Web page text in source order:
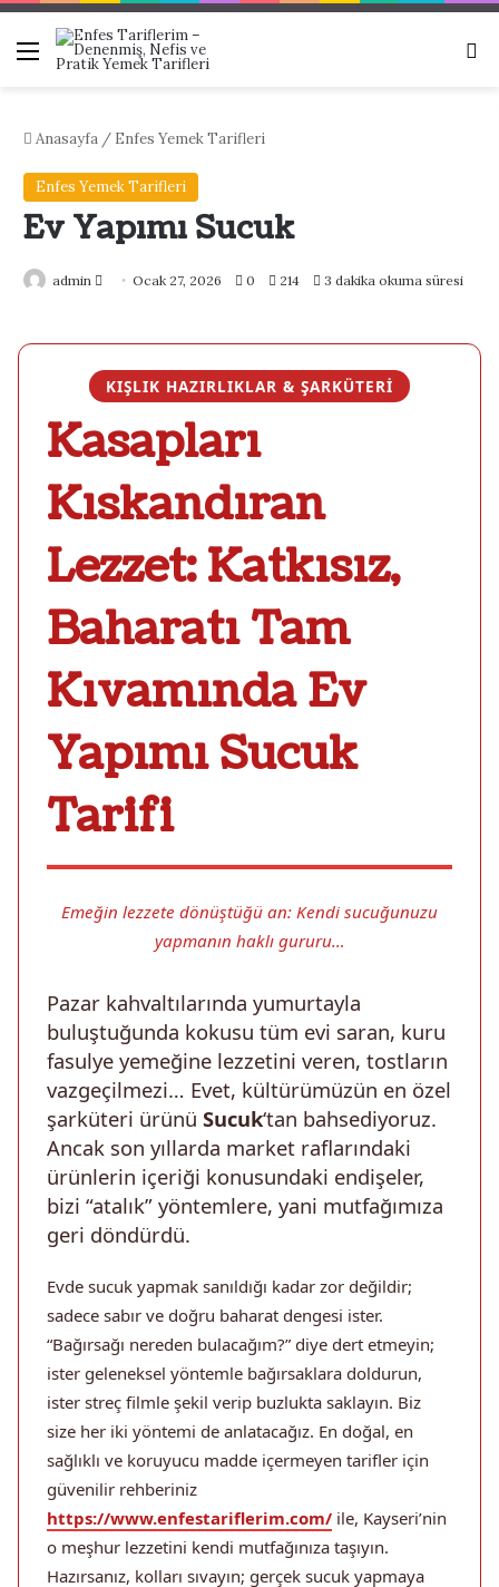
Menü
Anasayfa / Enfes Yemek Tarifleri
Enfes Yemek Tarifleri
Ev Yapımı Sucuk
admin Ocak 27, 2026 0 214 3 dakika okuma süresi
KIŞLIK HAZIRLIKLAR & ŞARKÜTERI
Kasapları
Kıskandıran
Lezzet: Katkısız,
Baharatı Tam
Kıvamında Ev
Yapımı Sucuk
Tarifi
Emeğin lezzete dönüştüğü an: Kendi sucuğunuzu
yapmanın haklı gururu…
Pazar kahvaltılarında yumurtayla
buluştuğunda kokusu tüm evi saran, kuru
fasulye yemeğine lezzetini veren, tostların
vazgeçilmezi… Evet, kültürümüzün en özel
şarküteri ürünü Sucuk‘tan bahsediyoruz.
Ancak son yıllarda market raflarındaki
ürünlerin içeriği konusundaki endişeler,
bizi “atalık” yöntemlere, yani mutfağımıza
geri döndürdü.
Evde sucuk yapmak sanıldığı kadar zor değildir;
sadece sabır ve doğru baharat dengesi ister.
“Bağırsağı nereden bulacağım?” diye dert etmeyin;
ister geleneksel yöntemle bağırsaklara doldurun,
ister streç filmle şekil verip buzlukta saklayın. Biz
size her iki yöntemi de anlatacağız. En doğal, en
sağlıklı ve koruyucu madde içermeyen tarifler için
güvenilir rehberiniz
https://www.enfestariflerim.com/ ile, Kayseri’nin
o meşhur lezzetini kendi mutfağınıza taşıyın.
Hazırsanız, kolları sıvayın; gerçek sucuk yapmaya